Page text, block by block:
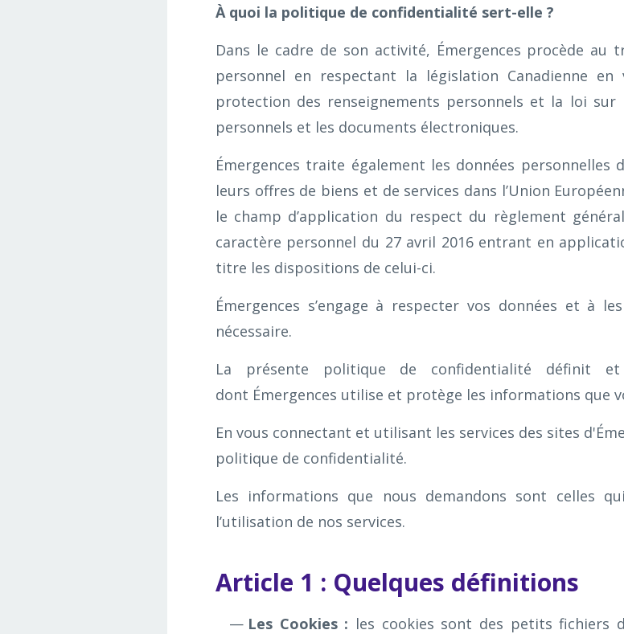
À quoi la politique de confidentialité sert-elle ?
Dans le cadre de son activité, Émergences procède au
personnel en respectant la législation Canadienne
protection des renseignements personnels et la loi
personnels et les documents électroniques.
Émergences traite également les données personnelles
leurs offres de biens et de services dans l’Union
le champ d’application du respect du règlement
caractère personnel du 27 avril 2016 entrant en
titre les dispositions de celui-ci.
Émergences s’engage à respecter vos données et à
nécessaire.
La présente politique de confidentialité définit
dont Émergences utilise et protège les informations que
En vous connectant et utilisant les services des sites
politique de confidentialité.
Les informations que nous demandons sont celles
l’utilisation de nos services.
Article 1 : Quelques définitions
Les Cookies : les cookies sont des petits fichiers